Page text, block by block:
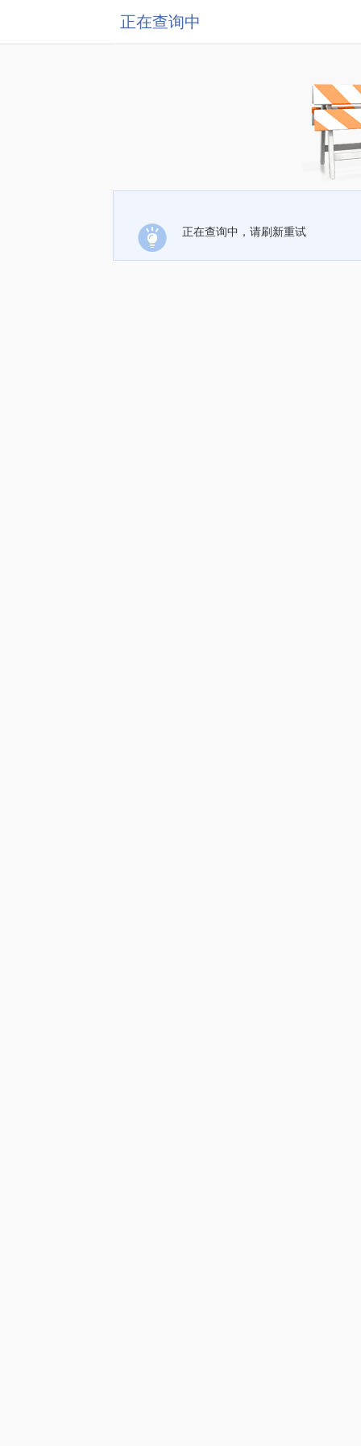
正在查询中
正在查询中，请刷新重试